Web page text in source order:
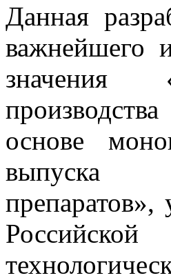
Данная
важнейшего
значения
основе
выпуска